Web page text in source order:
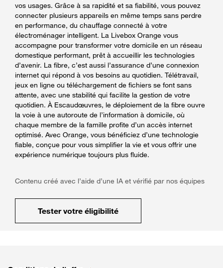
vos usages. Grâce à sa rapidité et sa fiabilité, vous pouvez
connecter plusieurs appareils en même temps sans perdre
en performance, du chauffage connecté à votre
électroménager intelligent. La Livebox Orange vous
accompagne pour transformer votre domicile en un réseau
domestique performant, prêt à accueillir les technologies
d’avenir. La fibre, c’est aussi l’assurance d’une connexion
internet qui répond à vos besoins au quotidien. Télétravail,
jeux en ligne ou téléchargement de fichiers se font sans
attente, avec une stabilité qui facilite la gestion de votre
quotidien. À Escaudœuvres, le déploiement de la fibre ouvre
la voie à une autoroute de l’information à domicile, où
chaque membre de la famille profite d’un accès internet
optimisé. Avec Orange, vous bénéficiez d’une technologie
fiable, conçue pour vous simplifier la vie et vous offrir une
expérience numérique toujours plus fluide.
Contenu créé avec l’aide d’une IA et vérifié par nos équipes
Tester votre éligibilité